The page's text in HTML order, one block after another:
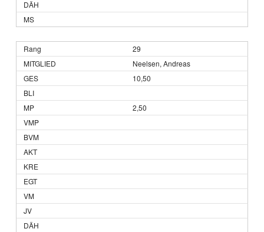
29
Neelsen, Andreas
10,50
2,50